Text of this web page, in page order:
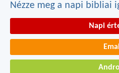
Nézze meg a napi bibliai
Napi